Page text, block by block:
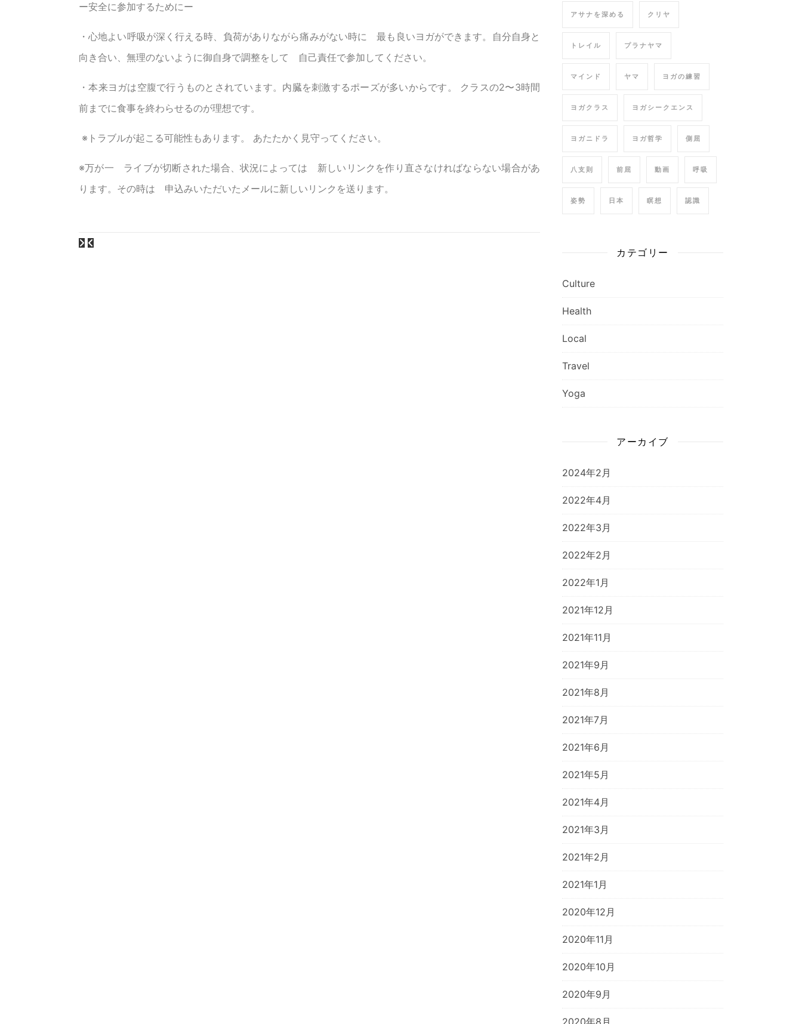
ー安全に参加するためにー
・心地よい呼吸が深く行える時、負荷がありながら痛みがない時に 最も良いヨガができます。自分自身と
向き合い、無理のないように御自身で調整をして 自己責任で参加してください。
・本来ヨガは空腹で行うものとされています。内臓を刺激するポーズが多いからです。 クラスの2〜3時間
前までに食事を終わらせるのが理想です。
※トラブルが起こる可能性もあります。 あたたかく見守ってください。
※万が一 ライブが切断された場合、状況によっては 新しいリンクを作り直さなければならない場合があ
ります。その時は 申込みいただいたメールに新しいリンクを送ります。
アサナを深める クリヤ
トレイル プラナヤマ
マインド ヤマ ヨガの練習
ヨガクラス ヨガシークエンス
ヨガニドラ ヨガ哲学 側屈
八支則 前屈 動画 呼吸
姿勢 日本 瞑想 認識
カテゴリー
Culture
Health
Local
Travel
Yoga
アーカイブ
2024年2月
2022年4月
2022年3月
2022年2月
2022年1月
2021年12月
2021年11月
2021年9月
2021年8月
2021年7月
2021年6月
2021年5月
2021年4月
2021年3月
2021年2月
2021年1月
2020年12月
2020年11月
2020年10月
2020年9月
2020年8月